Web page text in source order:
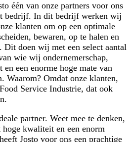
één van onze partners voor ons
bedrijf. In dit bedrijf werken wij
klanten om op een optimale
bewaren, op te halen en
Dit doen wij met een select aantal
wie wij ondernemerschap,
een enorme hoge mate van
Waarom? Omdat onze klanten,
Service Industrie, dat ook
partner. Weet mee te denken,
kwaliteit en een enorm
Josto voor ons een prachtige